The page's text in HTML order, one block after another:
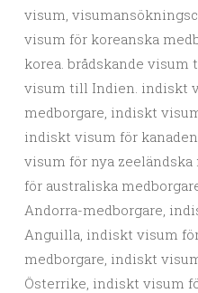
visum,
visum för koreanska
korea. brådskande
visum till Indien. indiskt
medborgare, indiskt
indiskt visum för
visum för nya
för australiska
Andorra-medborgare,
Anguilla, indiskt visum
medborgare, indiskt
Österrike, indiskt visum